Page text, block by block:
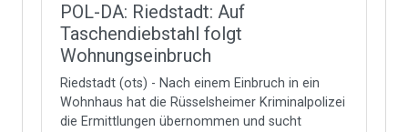
POL-DA: Riedstadt: Auf
Taschendiebstahl folgt
Wohnungseinbruch
Riedstadt (ots) - Nach einem Einbruch in ein
Wohnhaus hat die Rüsselsheimer Kriminalpolizei
die Ermittlungen übernommen und sucht